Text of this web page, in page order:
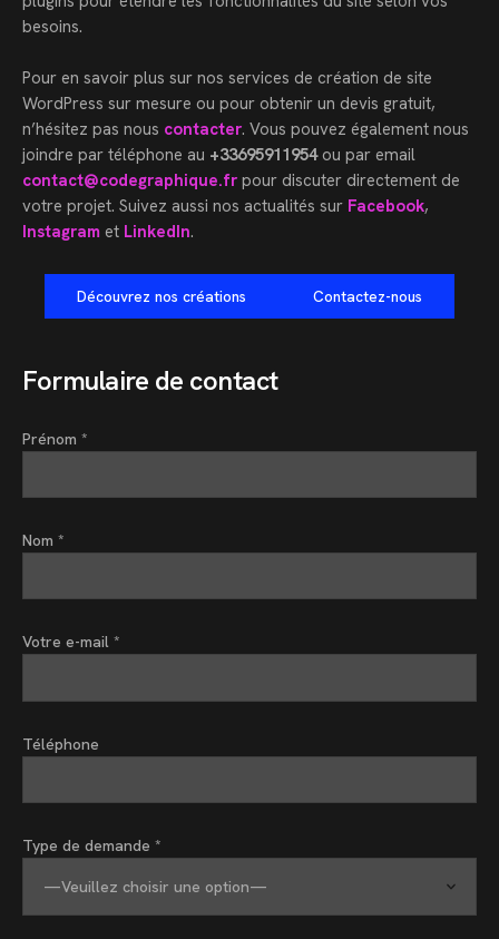
besoins.
Pour en savoir plus sur nos services de création de site
WordPress sur mesure ou pour obtenir un devis gratuit,
n’hésitez pas nous contacter. Vous pouvez également nous
joindre par téléphone au +33695911954ou par email
contact@codegraphique.fr pour discuter directement de
votre projet. Suivez aussi nos actualités sur Facebook,
Instagram et LinkedIn.
Découvrez nos créations Contactez-nous
Formulaire de contact
Prénom *
Nom *
Votre e-mail *
Téléphone
Type de demande *